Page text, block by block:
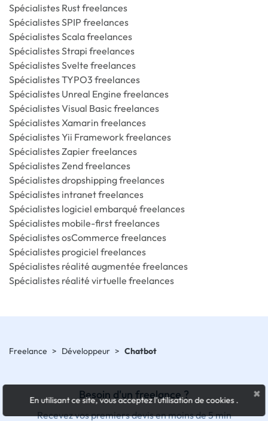
Spécialistes Rust freelances
Spécialistes SPIP freelances
Spécialistes Scala freelances
Spécialistes Strapi freelances
Spécialistes Svelte freelances
Spécialistes TYPO3 freelances
Spécialistes Unreal Engine freelances
Spécialistes Visual Basic freelances
Spécialistes Xamarin freelances
Spécialistes Yii Framework freelances
Spécialistes Zapier freelances
Spécialistes Zend freelances
Spécialistes dropshipping freelances
Spécialistes intranet freelances
Spécialistes logiciel embarqué freelances
Spécialistes mobile-first freelances
Spécialistes osCommerce freelances
Spécialistes progiciel freelances
Spécialistes réalité augmentée freelances
Spécialistes réalité virtuelle freelances
Freelance > Développeur > Chatbot
Besoin d'un freelance ?
Recevez vos premiers devis en moins de 5 min
×
En utilisant ce site, vous acceptez l'utilisation de cookies.